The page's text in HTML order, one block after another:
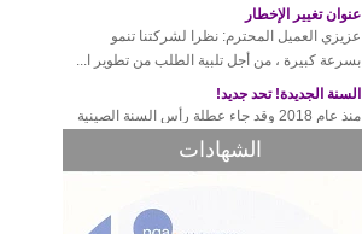
عزيزي العميل المحترم: نظرا لشركتنا تنمو
بسرعة كبيرة ، من أجل تلبية الطلب من تطوير ا...
السنة الجديدة! تحد جديد!
منذ عام 2018 وقد جاء عطلة رأس السنة الصينية
الجديدة، وقد تم إغلاق مكتبنا مؤقتا من 12 إ...
قواعد جديدة للجمارك التايلاندية! سوف الحكمة
طفيف يؤدي إلى غرامات عالية!
أحدث اللوائح، وجميع الواردات والص...
الشهادات